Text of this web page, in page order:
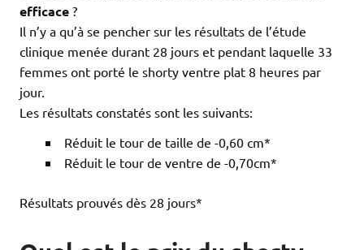
efficace ?
Il n’y a qu’à se pencher sur les résultats de l’étude
clinique menée durant 28 jours et pendant laquelle 33
femmes ont porté le shorty ventre plat 8 heures par
jour.
Les résultats constatés sont les suivants:
Réduit le tour de taille de -0,60 cm*
Réduit le tour de ventre de -0,70cm*
Résultats prouvés dès 28 jours*